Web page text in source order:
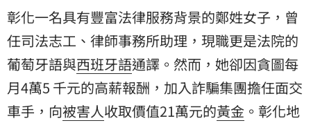
彰化一名具有豐富法律服務背景的鄭姓女子，曾
任司法志工、律師事務所助理，現職更是法院的
葡萄牙語與西班牙語通譯。然而，她卻因貪圖每
月4萬5 千元的高薪報酬，加入詐騙集團擔任面交
車手，向被害人收取價值21萬元的黃金 。 彰化地